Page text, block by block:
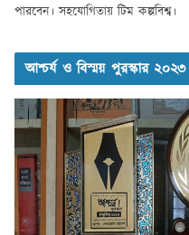
পারবেন। সহযোগিতায় টিম কল্পবিশ্ব।
আশ্চর্য ও বিস্ময় পুরস্কার ২০২৩